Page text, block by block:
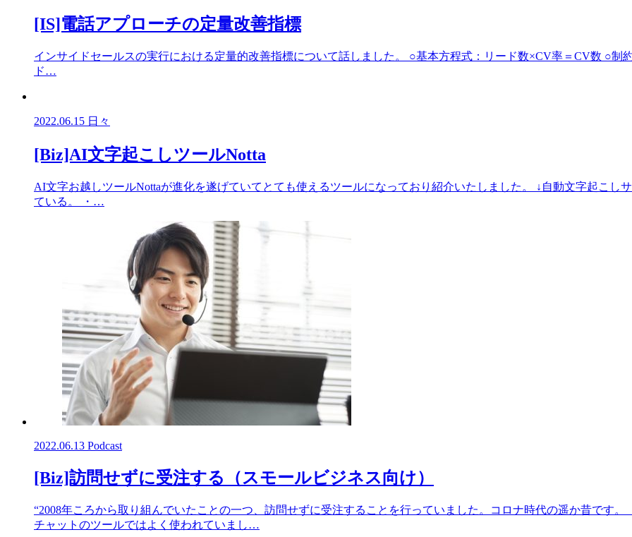
[IS]電話アプローチの定量改善指標
インサイドセールスの実行における定量的改善指標について話しました。 ○基本方程式：リード数×CV率＝CV数 ○制
ド…
2022.06.15 日々
[Biz]AI文字起こしツールNotta
AI文字お越しツールNottaが進化を遂げていてとても使えるツールになっており紹介いたしました。 ↓自動文字起こし
ている。 ・…
2022.06.13 Podcast
[Biz]訪問せずに受注する（スモールビジネス向け）
“2008年ころから取り組んでいたことの一つ、訪問せずに受注することを行っていました。コロナ時代の遥か昔です
チャットのツールではよく使われていまし…